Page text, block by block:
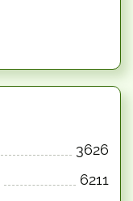
3626
6211